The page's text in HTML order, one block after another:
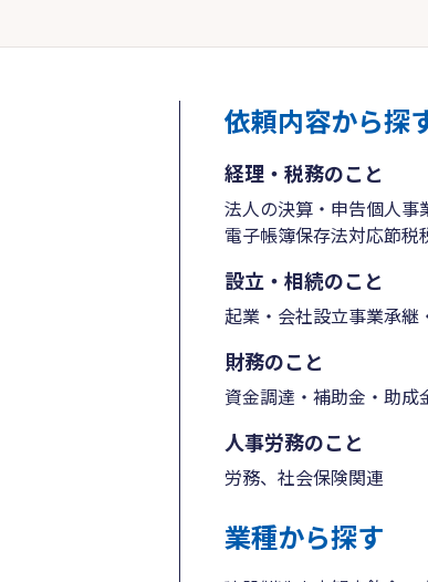
依頼内容から探
経理・税務のこと
法人の決算・申告個人事
電子帳簿保存法対応節税
設立・相続のこと
起業・会社設立事業承継
財務のこと
資金調達・補助金・助成
人事労務のこと
労務、社会保険関連
業種から探す